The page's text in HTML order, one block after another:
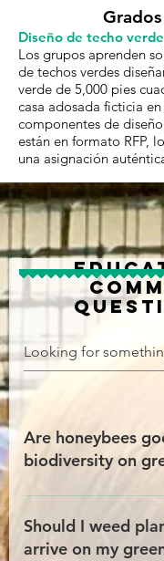
Diseño de techo verde
Los grupos aprenden
de techos verdes
verde de 5,000 pies
casa adosada ficticia
componentes de
están en formato RFP,
una asignación
Are honeybees
biodiversity on
Honeybees are
pollinating crops
honey, and they
Should I weed
arrive on my